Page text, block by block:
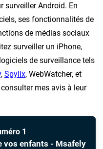
surveiller Android. En
ses fonctionnalités de
de médias sociaux
surveiller un iPhone,
de surveillance tels
, Spylix, WebWatcher, et
mes avis à leur
1
vos enfants - Msafely